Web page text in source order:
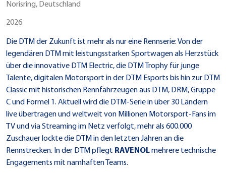
Norisring, Deutschland
2026
Die DTM der Zukunft ist mehr als nur eine Rennserie: Von der
legendären DTM mit leistungsstarken Sportwagen als Herzstück
über die innovative DTM Electric, die DTM Trophy für junge
Talente, digitalen Motorsport in der DTM Esports bis hin zur DTM
Classic mit historischen Rennfahrzeugen aus DTM, DRM, Gruppe
C und Formel 1. Aktuell wird die DTM-Serie in über 30 Ländern
live übertragen und weltweit von Millionen Motorsport-Fans im
TV und via Streaming im Netz verfolgt, mehr als 600.000
Zuschauer lockte die DTM in den letzten Jahren an die
Rennstrecken. In der DTM pflegt RAVENOLmehrere technische
Engagements mit namhaften Teams.